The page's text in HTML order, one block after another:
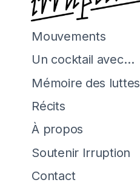
Mouvements
Un cocktail avec…
Mémoire des luttes
Récits
À propos
Soutenir Irruption
Contact